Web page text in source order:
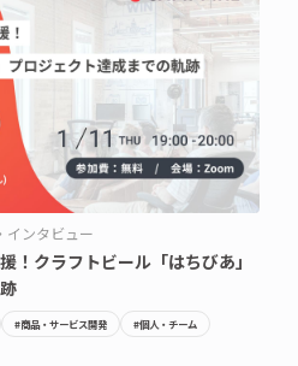
インタビュー
！クラフトビール「はちびあ」
#商品・サービス開発
#個人・チーム